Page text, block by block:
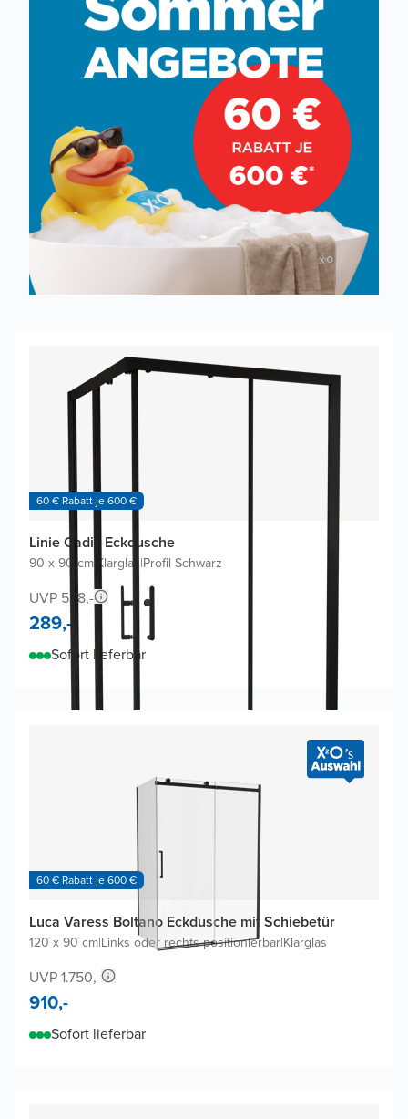
60 € Rabatt je 600 €
Linie Cadiz Eckdusche
90 x 90 cm Klarglas|Profil Schwarz
UVP 538,-
289,-
Sofort lieferbar
60 € Rabatt je 600 €
Luca Varess Boltano Eckdusche mit Schiebetür
120 x 90 cm|Links oder rechts positionierbar|Klarglas
UVP 1.750,-
910,-
Sofort lieferbar